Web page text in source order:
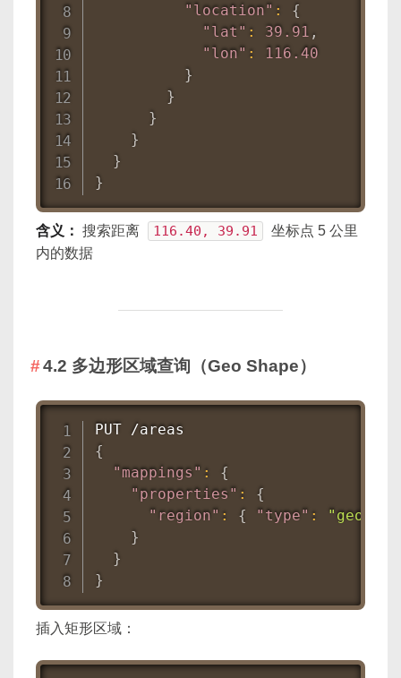
"location" :
{
"lat" : 39.91 ,
"lon" :
116.40
}
}
}
}
}
}
含义： 搜索距离 116.40, 39.91
坐标点 5 公里
内的数据
4.2 多边形区域查询（Geo Shape）
{
"mappings" :
{
"properties" :
{
"region" : { "type" :
}
}
}
插入矩形区域：